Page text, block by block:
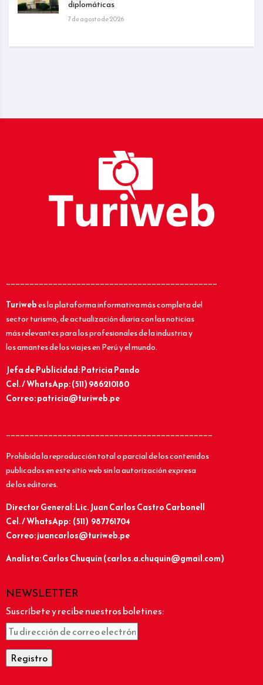
diplomáticas
7 de agosto de 2026
_____________________________________________
Turiwebes la plataforma informativa más completa del
sector turismo, de actualización diaria con las noticias
más relevantes para los profesionales de la industria y
los amantes de los viajes en Perú y el mundo.
Jefa de Publicidad: Patricia Pando
Cel. / WhatsApp: (511) 986210180
Correo: patricia@turiweb.pe
____________________________________________
Prohibida la reproducción total o parcial de los contenidos
publicados en este sitio web sin la autorización expresa
de los editores.
Director General: Lic.Juan Carlos Castro Carbonell
Cel. / WhatsApp: (511) 987761704
Correo: juancarlos@turiweb.pe
Analista: Carlos Chuquín (carlos.a.chuquin@gmail.com)
NEWSLETTER
Suscríbete y recibe nuestros boletines: